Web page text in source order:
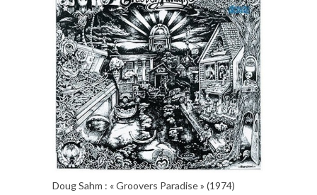
Doug Sahm : « Groovers Paradise » (1974)